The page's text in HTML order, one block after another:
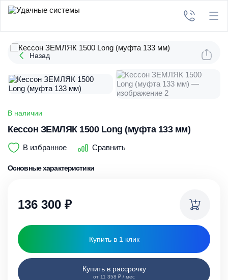
Назад
В наличии
Кессон ЗЕМЛЯК 1500 Long (муфта 133 мм)
В избранное Сравнить
Основные характеристики
136 300 ₽
Купить в 1 клик
Купить в рассрочку
от 11 358 ₽ / мес